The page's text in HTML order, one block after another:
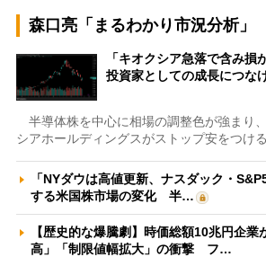
森口亮「まるわかり市況分析」
「キオクシア急落で含み
投資家としての成長につ
半導体株を中心に相場の調整色が強まり
シアホールディングスがストップ安をつけ
「NYダウは高値更新、ナスダック・
する米国株市場の変化 半…
【歴史的な爆騰劇】時価総額10兆円企業
高」「制限値幅拡大」の衝撃 フ…